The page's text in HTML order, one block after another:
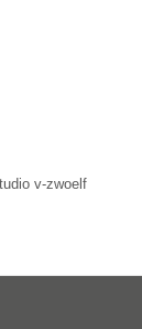
v-zwoelf